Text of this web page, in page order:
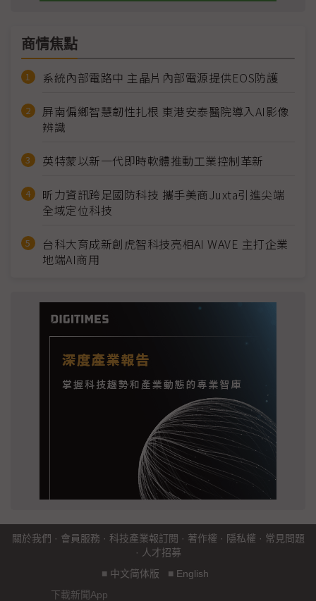
商情焦點
系統內部電路中 主晶片內部電源提供EOS防護
屏南偏鄉智慧韌性扎根 東港安泰醫院導入AI影像
辨識
英特蒙以新一代即時軟體推動工業控制革新
昕力資訊跨足國防科技 攜手美商Juxta引進尖端
全域定位科技
台科大育成新創虎智科技亮相AI WAVE 主打企業
地端AI商用
關於我們 · 會員服務 · 科技產業報訂閱 · 著作權 · 隱私權 · 常見問題
· 人才招募
■ 中文简体版 ■ English
下載新聞App